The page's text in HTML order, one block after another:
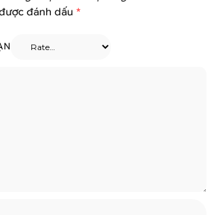
đánh dấu *